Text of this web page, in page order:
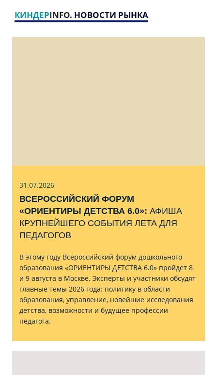
КИНДЕРINFO. НОВОСТИ РЫНКА
31.07.2026
ВСЕРОССИЙСКИЙ ФОРУМ
«ОРИЕНТИРЫ ДЕТСТВА 6.0»: АФИША
КРУПНЕЙШЕГО СОБЫТИЯ ЛЕТА ДЛЯ
ПЕДАГОГОВ
В этому году Всероссийский форум дошкольного
образования «ОРИЕНТИРЫ ДЕТСТВА 6.0» пройдет 8
и 9 августа в Москве. Эксперты и участники обсудят
главные темы 2026 года: политику в области
образования, управление, новейшие исследования
детства, возможности и будущее профессии
педагога.